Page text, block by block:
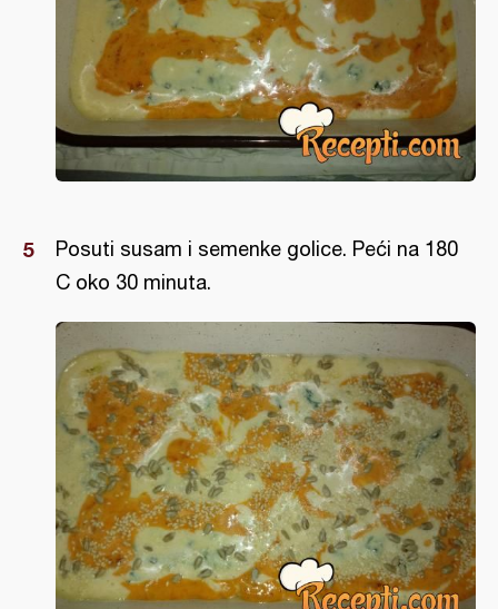
Posuti susam i semenke golice. Peći na 180
C oko 30 minuta.